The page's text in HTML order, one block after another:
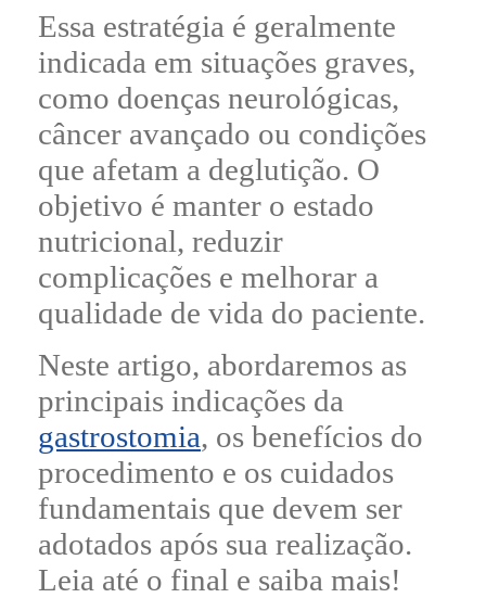
Essa estratégia é geralmente
indicada em situações graves,
como doenças neurológicas,
câncer avançado ou condições
que afetam a deglutição. O
objetivo é manter o estado
nutricional, reduzir
complicações e melhorar a
qualidade de vida do paciente.
Neste artigo, abordaremos as
principais indicações da
gastrostomia, os benefícios do
procedimento e os cuidados
fundamentais que devem ser
adotados após sua realização.
Leia até o final e saiba mais!